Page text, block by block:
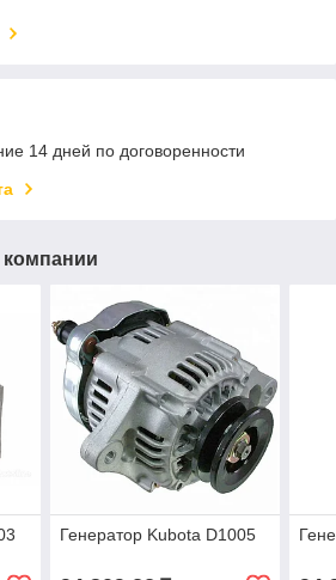
14 дней по договоренности
Генератор Kubota D1005